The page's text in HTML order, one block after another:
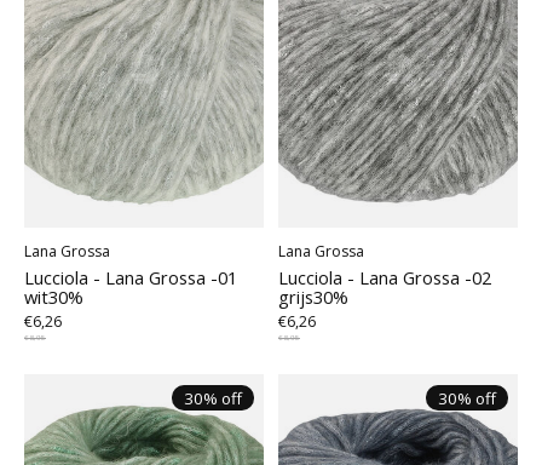
Lana Grossa
Lucciola - Lana Grossa -01
wit30%
€6,26
€8,95
Lana Grossa
Lucciola - Lana Grossa -02
grijs30%
€6,26
€8,95
30% off 30% off